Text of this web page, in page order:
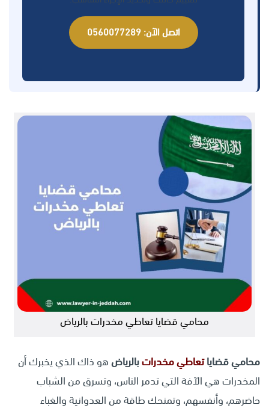
اتصل الآن: 0560077289
محامي قضايا تعاطي مخدرات بالرياض
محامي قضاياتعاطي مخدراتبالرياضهو ذاك الذي يخبرك أن
المخدرات هي الآفة التي تدمر الناس، وتسرق من الشباب
حاضرهم، وأنفسهم، وتمنحك طاقة من العدوانية والغباء